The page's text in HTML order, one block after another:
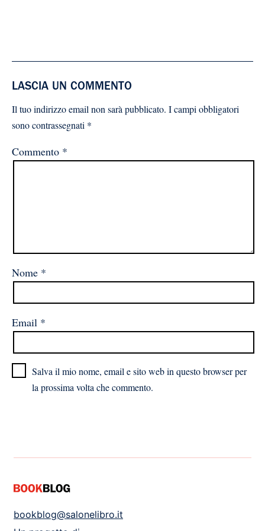
LASCIA UN COMMENTO
Il tuo indirizzo email non sarà pubblicato. I campi obbligatori
sono contrassegnati *
Commento *
Nome *
Email *
Salva il mio nome, email e sito web in questo browser per
la prossima volta che commento.
bookblog@salonelibro.it